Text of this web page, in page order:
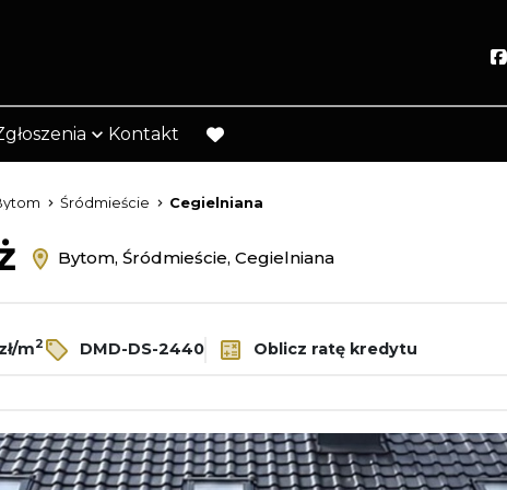
Kontakt
favorite
Śródmieście Cegielniana
Bytom, Śródmieście, Cegielniana
m2 DMD-DS-2440 Oblicz ratę kredytu